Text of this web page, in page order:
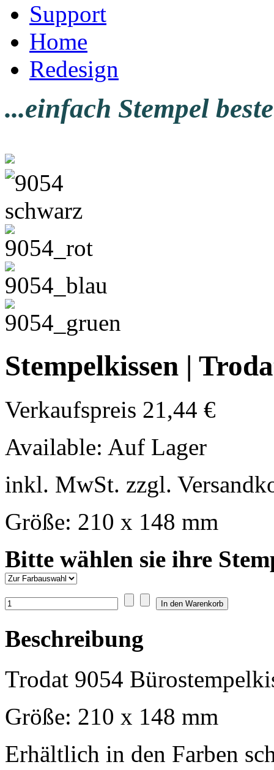
Support
Home
Redesign
...einfach Stempel
Stempelkissen |
Verkaufspreis 21,44 €
Available: Auf Lager
inkl. MwSt. zzgl.
Größe: 210 x 148 mm
Bitte wählen sie ihre
Beschreibung
Trodat 9054
Größe: 210 x 148 mm
Erhältlich in den Farben